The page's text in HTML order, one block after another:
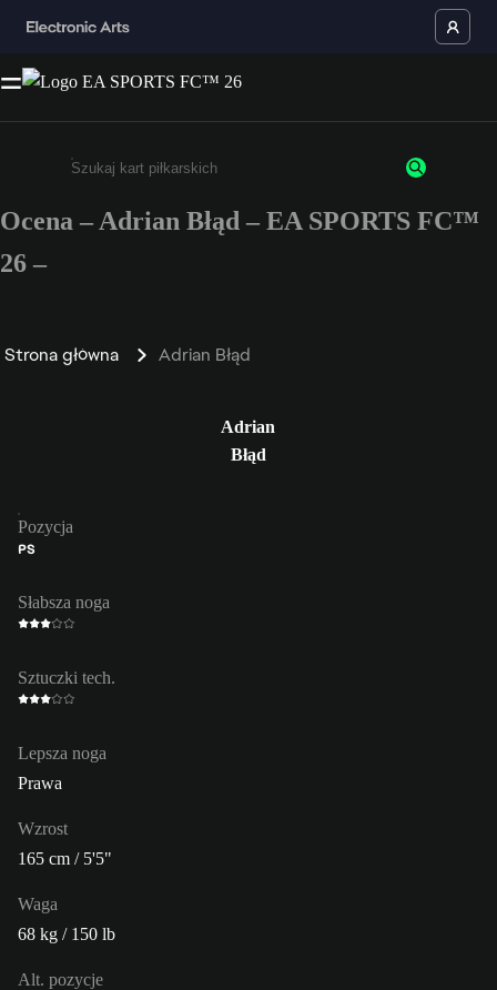
Wpisz co najmniej 3 znaki lub cyfry.
Ocena – Adrian Błąd – EA SPORTS FC™
26 –
Strona główna Adrian Błąd
Adrian
Błąd
Pozycja
PS
Słabsza noga
Sztuczki tech.
Lepsza noga
Prawa
Wzrost
165 cm / 5'5"
Waga
68 kg / 150 lb
Alt. pozycje